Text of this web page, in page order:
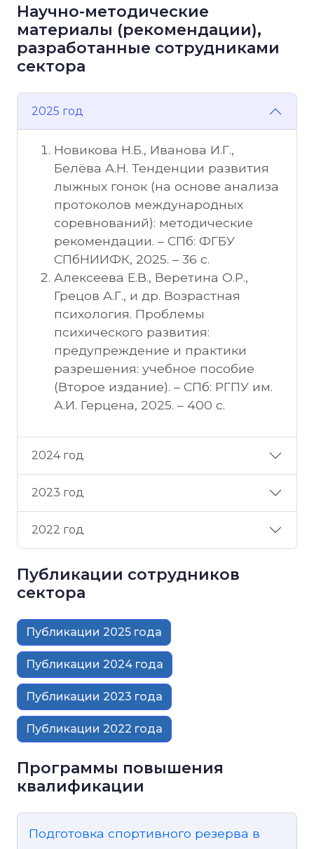
Научно-методические
материалы (рекомендации),
разработанные сотрудниками
сектора
2025 год
Новикова Н.Б., Иванова И.Г.,
Белёва А.Н. Тенденции развития
лыжных гонок (на основе анализа
протоколов международных
соревнований): методические
рекомендации. – СПб: ФГБУ
СПбНИИФК, 2025. – 36 с.
Алексеева Е.В., Веретина О.Р.,
Грецов А.Г., и др. Возрастная
психология. Проблемы
психического развития:
предупреждение и практики
разрешения: учебное пособие
(Второе издание). – СПб: РГПУ им.
А.И. Герцена, 2025. – 400 с.
2024 год
2023 год
2022 год
Публикации сотрудников
сектора
Публикации 2025 года
Публикации 2024 года
Публикации 2023 года
Публикации 2022 года
Программы повышения
квалификации
Подготовка спортивного резерва в